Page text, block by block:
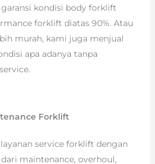
kondisi body forklift
forklift diatas 90%. Atau
murah, kami juga menjual
apa adanya tanpa
Forklift
service forklift dengan
maintenance, overhoul,